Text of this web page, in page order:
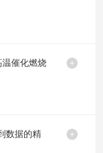
温催化燃烧
数据的精